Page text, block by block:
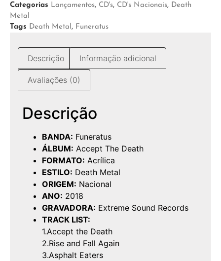
Categorias Lançamentos, CD's, CD's Nacionais, Death
Metal
Tags Death Metal, Funeratus
Descrição Informação adicional
Avaliações (0)
Descrição
BANDA: Funeratus
ÁLBUM: Accept The Death
FORMATO: Acrílica
ESTILO: Death Metal
ORIGEM: Nacional
ANO: 2018
GRAVADORA: Extreme Sound Records
TRACK LIST:
1.Accept the Death
2.Rise and Fall Again
3.Asphalt Eaters